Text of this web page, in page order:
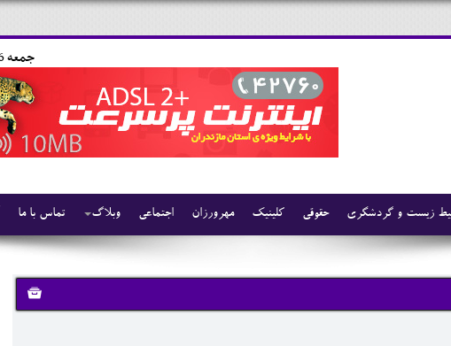
جمعه 16 مرداد 1405-14:29-
تماس با ما وبلاگ اجتماعی مهرورزان کلینیک حقوقی زیست و گردشگری